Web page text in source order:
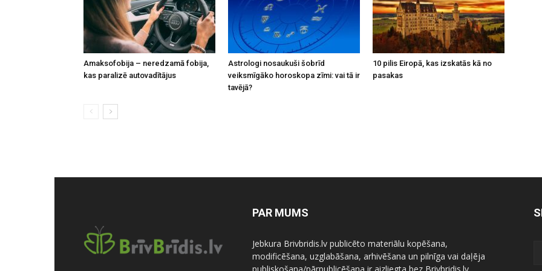
Amaksofobija – neredzamā fobija,
kas paralizē autovadītājus
Astrologi nosaukuši šobrīd
veiksmīgāko horoskopa zīmi: vai tā ir
tavējā?
10 pilis Eiropā, kas izskatās kā no
pasakas
PAR MUMS
Jebkura Brivbridis.lv publicēto materiālu kopēšana,
modificēšana, uzglabāšana, arhivēšana un pilnīga vai daļēja